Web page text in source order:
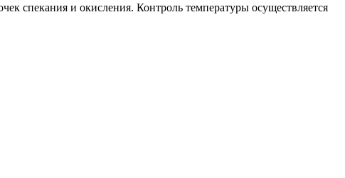
спекания и окисления. Контроль температуры осуществляется